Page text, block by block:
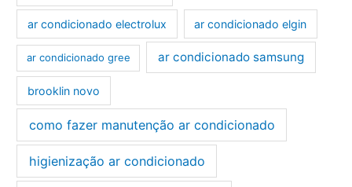
ar condicionado electrolux ar condicionado elgin
ar condicionado gree ar condicionado samsung
brooklin novo
como fazer manutenção ar condicionado
higienização ar condicionado